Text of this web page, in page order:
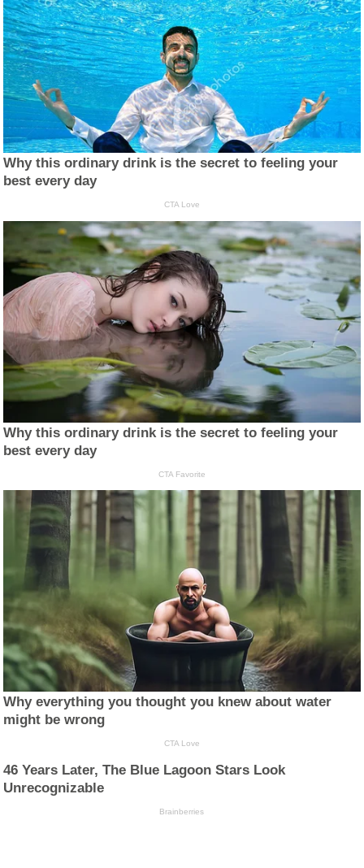
Why this ordinary drink is the secret to feeling your
best every day
CTA Love
Why this ordinary drink is the secret to feeling your
best every day
CTA Favorite
Why everything you thought you knew about water
might be wrong
CTA Love
46 Years Later, The Blue Lagoon Stars Look
Unrecognizable
Brainberries